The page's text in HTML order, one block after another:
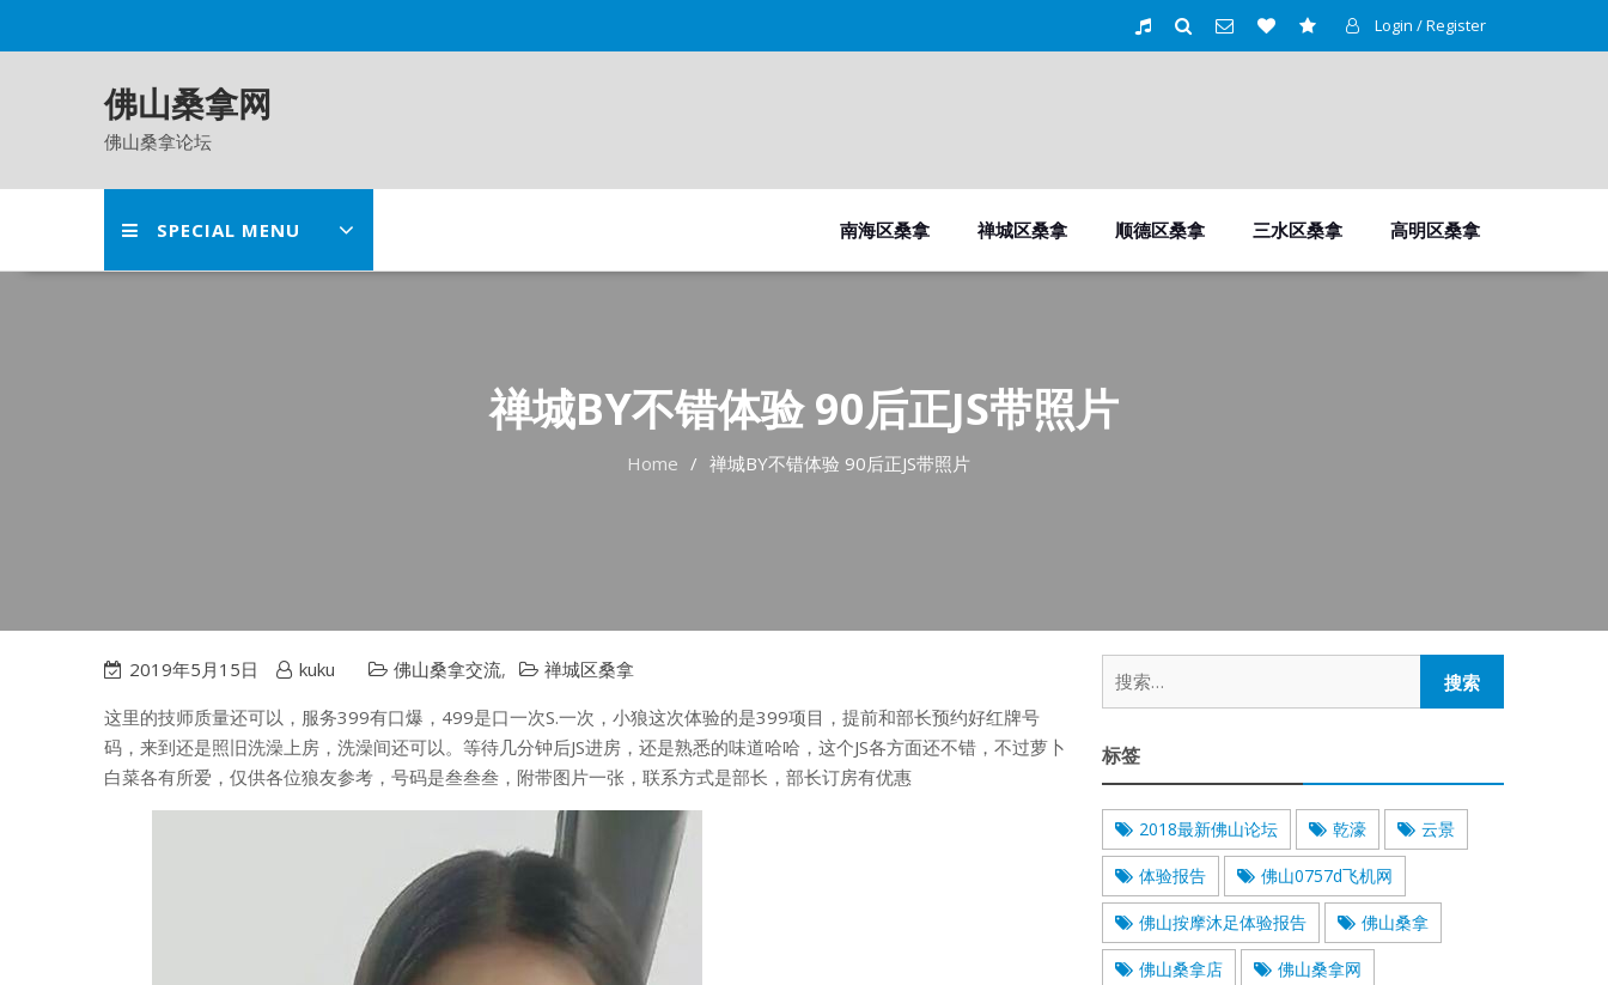
Login / Register
佛山桑拿网
佛山桑拿论坛
SPECIAL MENU 南海区桑拿 禅城区桑拿 顺德区桑拿 三水区桑拿 高明区桑拿
禅城BY不错体验 90后正JS带照片
Home 禅城BY不错体验 90后正JS带照片
2019年5月15日 kuku 佛山桑拿交流,
禅城区桑拿
这里的技师质量还可以，服务399有口爆，499是口一次S.一次，小狼这次体验的是399项目，提前和部长预约好红牌号
码，来到还是照旧洗澡上房，洗澡间还可以。等待几分钟后JS进房，还是熟悉的味道哈哈，这个JS各方面还不错，不过萝卜
白菜各有所爱，仅供各位狼友参考，号码是叁叁叁，附带图片一张，联系方式是部长，部长订房有优惠
标签
2018最新佛山论坛 乾濠 云景
体验报告 佛山0757d飞机网
佛山按摩沐足体验报告 佛山桑拿
佛山桑拿店 佛山桑拿网